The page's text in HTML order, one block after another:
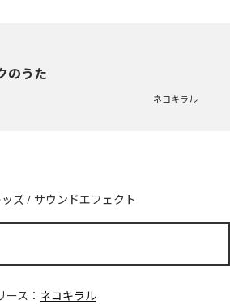
のうた
ネコキラル
ズ / サウンドエフェクト
ース： ネコキラル